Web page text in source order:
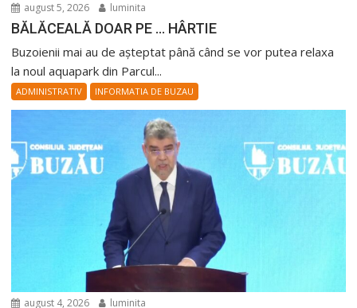
august 5, 2026 luminita
BĂLĂCEALĂ DOAR PE … HÂRTIE
Buzoienii mai au de așteptat până când se vor putea relaxa
la noul aquapark din Parcul...
ADMINISTRATIV INFORMATIA DE BUZAU
august 4, 2026 luminita